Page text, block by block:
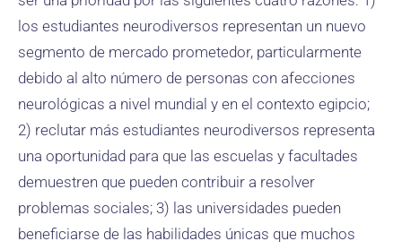
los estudiantes neurodiversos representan un nuevo
segmento de mercado prometedor, particularmente
debido al alto número de personas con afecciones
neurológicas a nivel mundial y en el contexto egipcio;
2) reclutar más estudiantes neurodiversos representa
una oportunidad para que las escuelas y facultades
demuestren que pueden contribuir a resolver
problemas sociales; 3) las universidades pueden
beneficiarse de las habilidades únicas que muchos